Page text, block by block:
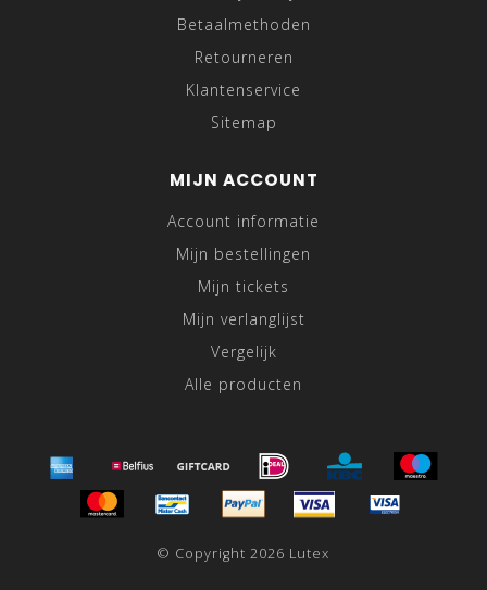
Betaalmethoden
Retourneren
Klantenservice
Sitemap
MIJN ACCOUNT
Account informatie
Mijn bestellingen
Mijn tickets
Mijn verlanglijst
Vergelijk
Alle producten
© Copyright 2026 Lutex